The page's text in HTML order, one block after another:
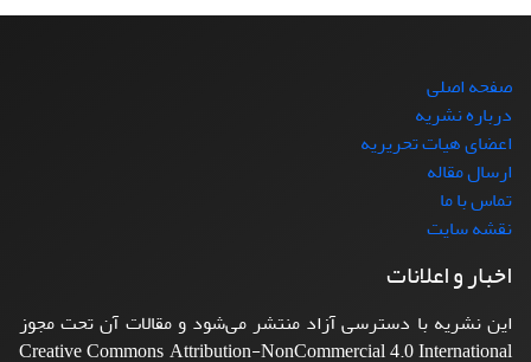
صفحه اصلی
درباره نشریه
اعضای هیات تحریریه
ارسال مقاله
تماس با ما
نقشه سایت
اخبار و اعلانات
این نشریه با دسترسی آزاد منتشر می‌شود و مقالات آن تحت مجوز
Creative Commons Attribution-NonCommercial 4.0 International